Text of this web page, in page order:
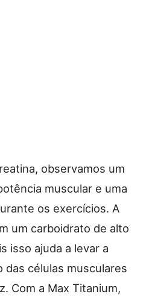
observamos um
muscular e uma
os exercícios. A
um carboidrato de alto
isso ajuda a levar a
das células musculares
Com a Max Titanium,